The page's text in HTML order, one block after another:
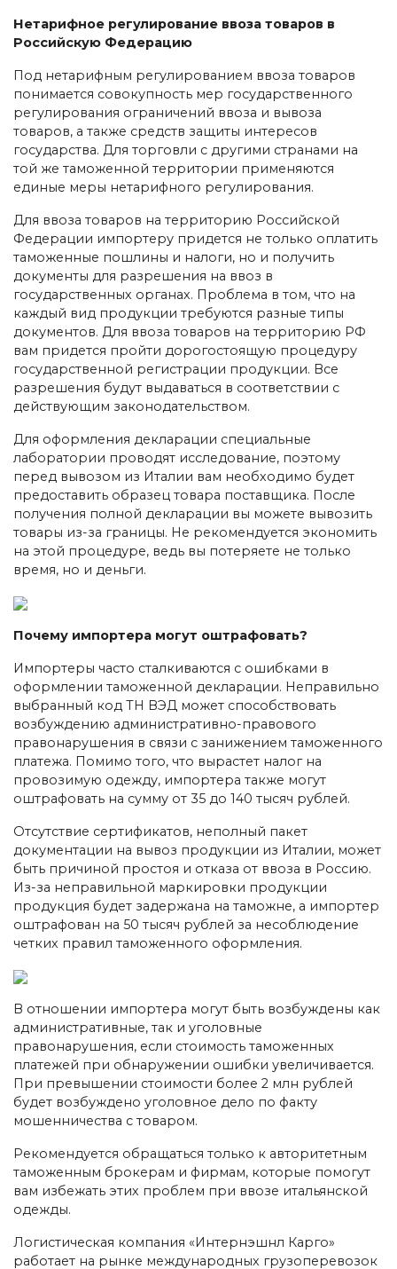
Нетарифное регулирование ввоза товаров в
Российскую Федерацию
Под нетарифным регулированием ввоза товаров
понимается совокупность мер государственного
регулирования ограничений ввоза и вывоза
товаров, а также средств защиты интересов
государства. Для торговли с другими странами на
той же таможенной территории применяются
единые меры нетарифного регулирования.
Для ввоза товаров на территорию Российской
Федерации импортеру придется не только оплатить
таможенные пошлины и налоги, но и получить
документы для разрешения на ввоз в
государственных органах. Проблема в том, что на
каждый вид продукции требуются разные типы
документов. Для ввоза товаров на территорию РФ
вам придется пройти дорогостоящую процедуру
государственной регистрации продукции. Все
разрешения будут выдаваться в соответствии с
действующим законодательством.
Для оформления декларации специальные
лаборатории проводят исследование, поэтому
перед вывозом из Италии вам необходимо будет
предоставить образец товара поставщика. После
получения полной декларации вы можете вывозить
товары из-за границы. Не рекомендуется экономить
на этой процедуре, ведь вы потеряете не только
время, но и деньги.
Почему импортера могут оштрафовать?
Импортеры часто сталкиваются с ошибками в
оформлении таможенной декларации. Неправильно
выбранный код ТН ВЭД может способствовать
возбуждению административно-правового
правонарушения в связи с занижением таможенного
платежа. Помимо того, что вырастет налог на
провозимую одежду, импортера также могут
оштрафовать на сумму от 35 до 140 тысяч рублей.
Отсутствие сертификатов, неполный пакет
документации на вывоз продукции из Италии, может
быть причиной простоя и отказа от ввоза в Россию.
Из-за неправильной маркировки продукции
продукция будет задержана на таможне, а импортер
оштрафован на 50 тысяч рублей за несоблюдение
четких правил таможенного оформления.
В отношении импортера могут быть возбуждены как
административные, так и уголовные
правонарушения, если стоимость таможенных
платежей при обнаружении ошибки увеличивается.
При превышении стоимости более 2 млн рублей
будет возбуждено уголовное дело по факту
мошенничества с товаром.
Рекомендуется обращаться только к авторитетным
таможенным брокерам и фирмам, которые помогут
вам избежать этих проблем при ввозе итальянской
одежды.
Логистическая компания «Интернэшнл Карго»
работает на рынке международных грузоперевозок